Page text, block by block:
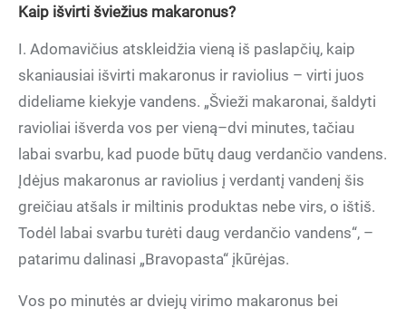
Kaip išvirti šviežius makaronus?
I. Adomavičius atskleidžia vieną iš paslapčių, kaip
skaniausiai išvirti makaronus ir raviolius – virti juos
dideliame kiekyje vandens. „Švieži makaronai, šaldyti
ravioliai išverda vos per vieną–dvi minutes, tačiau
labai svarbu, kad puode būtų daug verdančio vandens.
Įdėjus makaronus ar raviolius į verdantį vandenį šis
greičiau atšals ir miltinis produktas nebe virs, o ištiš.
Todėl labai svarbu turėti daug verdančio vandens“, –
patarimu dalinasi „Bravopasta“ įkūrėjas.
Vos po minutės ar dviejų virimo makaronus bei